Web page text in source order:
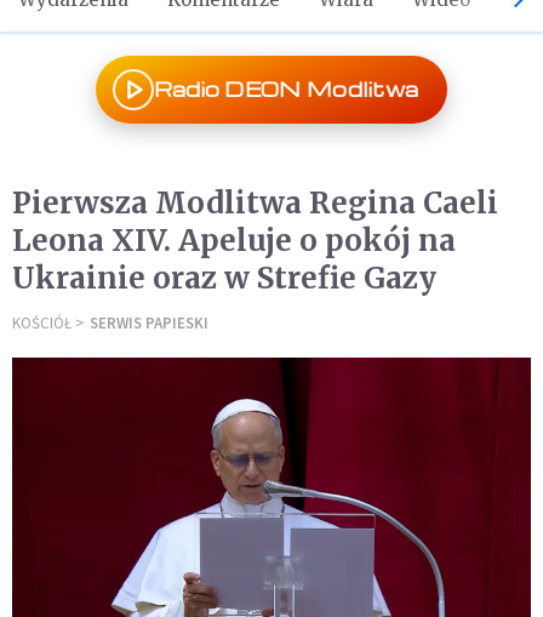
Radio DEON Modlitwa
Pierwsza Modlitwa Regina Caeli
Leona XIV. Apeluje o pokój na
Ukrainie oraz w Strefie Gazy
KOŚCIÓŁ SERWIS PAPIESKI